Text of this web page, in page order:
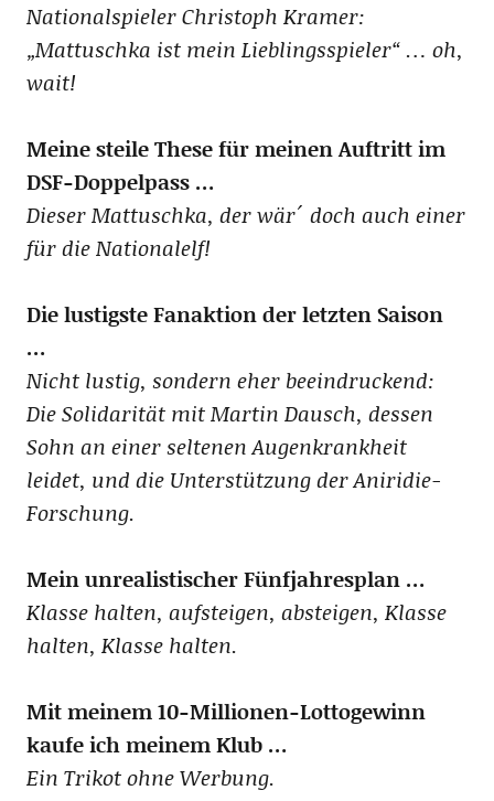
Nationalspieler Christoph Kramer:
„Mattuschka ist mein Lieblingsspieler“ … oh,
wait!
Meine steile These für meinen Auftritt im
DSF-Doppelpass …
Dieser Mattuschka, der wär´ doch auch einer
für die Nationalelf!
Die lustigste Fanaktion der letzten Saison
…
Nicht lustig, sondern eher beeindruckend:
Die Solidarität mit Martin Dausch, dessen
Sohn an einer seltenen Augenkrankheit
leidet, und die Unterstützung der Aniridie-
Forschung.
Mein unrealistischer Fünfjahresplan …
Klasse halten, aufsteigen, absteigen, Klasse
halten, Klasse halten.
Mit meinem 10-Millionen-Lottogewinn
kaufe ich meinem Klub …
Ein Trikot ohne Werbung.